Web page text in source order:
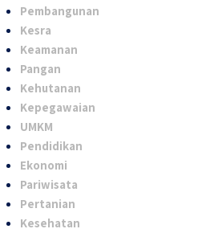
Pembangunan
Kesra
Keamanan
Pangan
Kehutanan
Kepegawaian
UMKM
Pendidikan
Ekonomi
Pariwisata
Pertanian
Kesehatan